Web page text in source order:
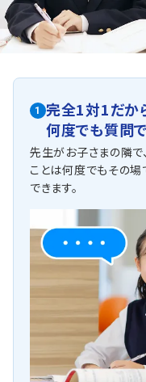
学校の進度に合
予習型はもちろ
市立稲毛高校附属中学
《公立校》
千葉大学教育学部附属
ヶ丘中学校、さつきが丘
他
1
完全1対1だか
何度でも質問
先生がお子さまの隣で
ことは何度でもその
できます。